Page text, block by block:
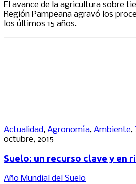
El avance de la agricultura sobre
Región Pampeana agravó los
los últimos 15 años.
Actualidad, Agronomía, Ambiente,
octubre, 2015
Suelo: un recurso clave y en
Año Mundial del Suelo